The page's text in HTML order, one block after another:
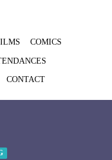
COMICS
CONTACT